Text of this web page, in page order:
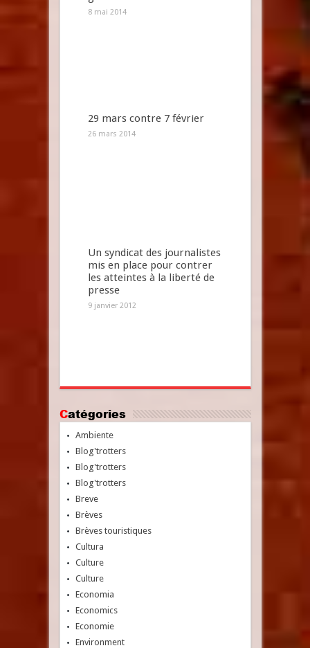
8 mai 2014
29 mars contre 7 février
26 mars 2014
Un syndicat des journalistes
mis en place pour contrer
les atteintes à la liberté de
presse
9 janvier 2012
Catégories
Ambiente
Blog'trotters
Blog'trotters
Blog'trotters
Breve
Brèves
Brèves touristiques
Cultura
Culture
Culture
Economia
Economics
Economie
Environment